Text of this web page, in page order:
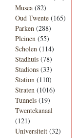
Musea (82)
Oud Twente (165)
Parken (288)
Pleinen (55)
Scholen (114)
Stadhuis (78)
Stadions (33)
Station (110)
Straten (1016)
Tunnels (19)
Twentekanaal
(121)
Universiteit (32)